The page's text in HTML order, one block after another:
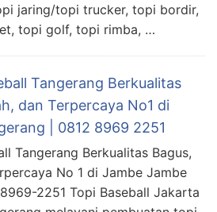
jaring/topi trucker, topi bordir,
topi golf, topi rimba, …
Tangerang Berkualitas
dan Terpercaya No1 di
| 0812 8969 2251
Tangerang Berkualitas Bagus,
No 1 di Jambe Jambe
2251 Topi Baseball Jakarta